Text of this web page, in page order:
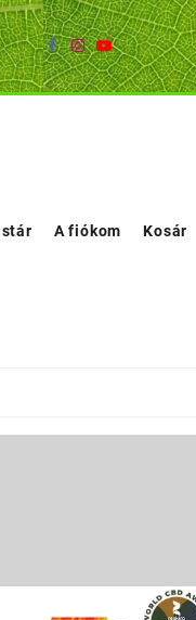
A fiókom Kosár